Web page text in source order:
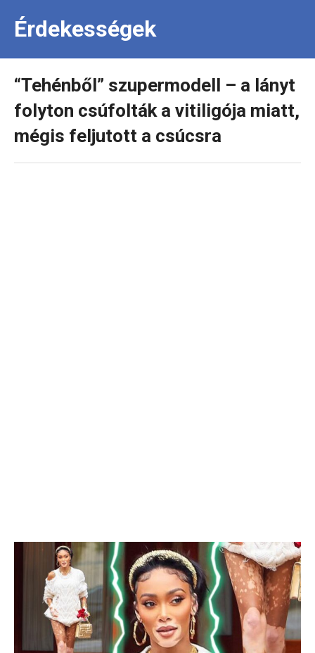
Érdekességek
“Tehénből” szupermodell – a lányt
folyton csúfolták a vitiligója miatt,
mégis feljutott a csúcsra